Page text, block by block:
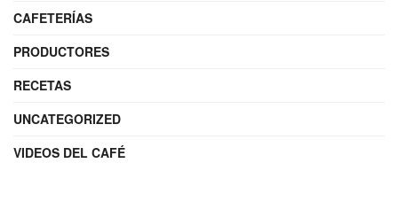
CAFETERÍAS
PRODUCTORES
RECETAS
UNCATEGORIZED
VIDEOS DEL CAFÉ